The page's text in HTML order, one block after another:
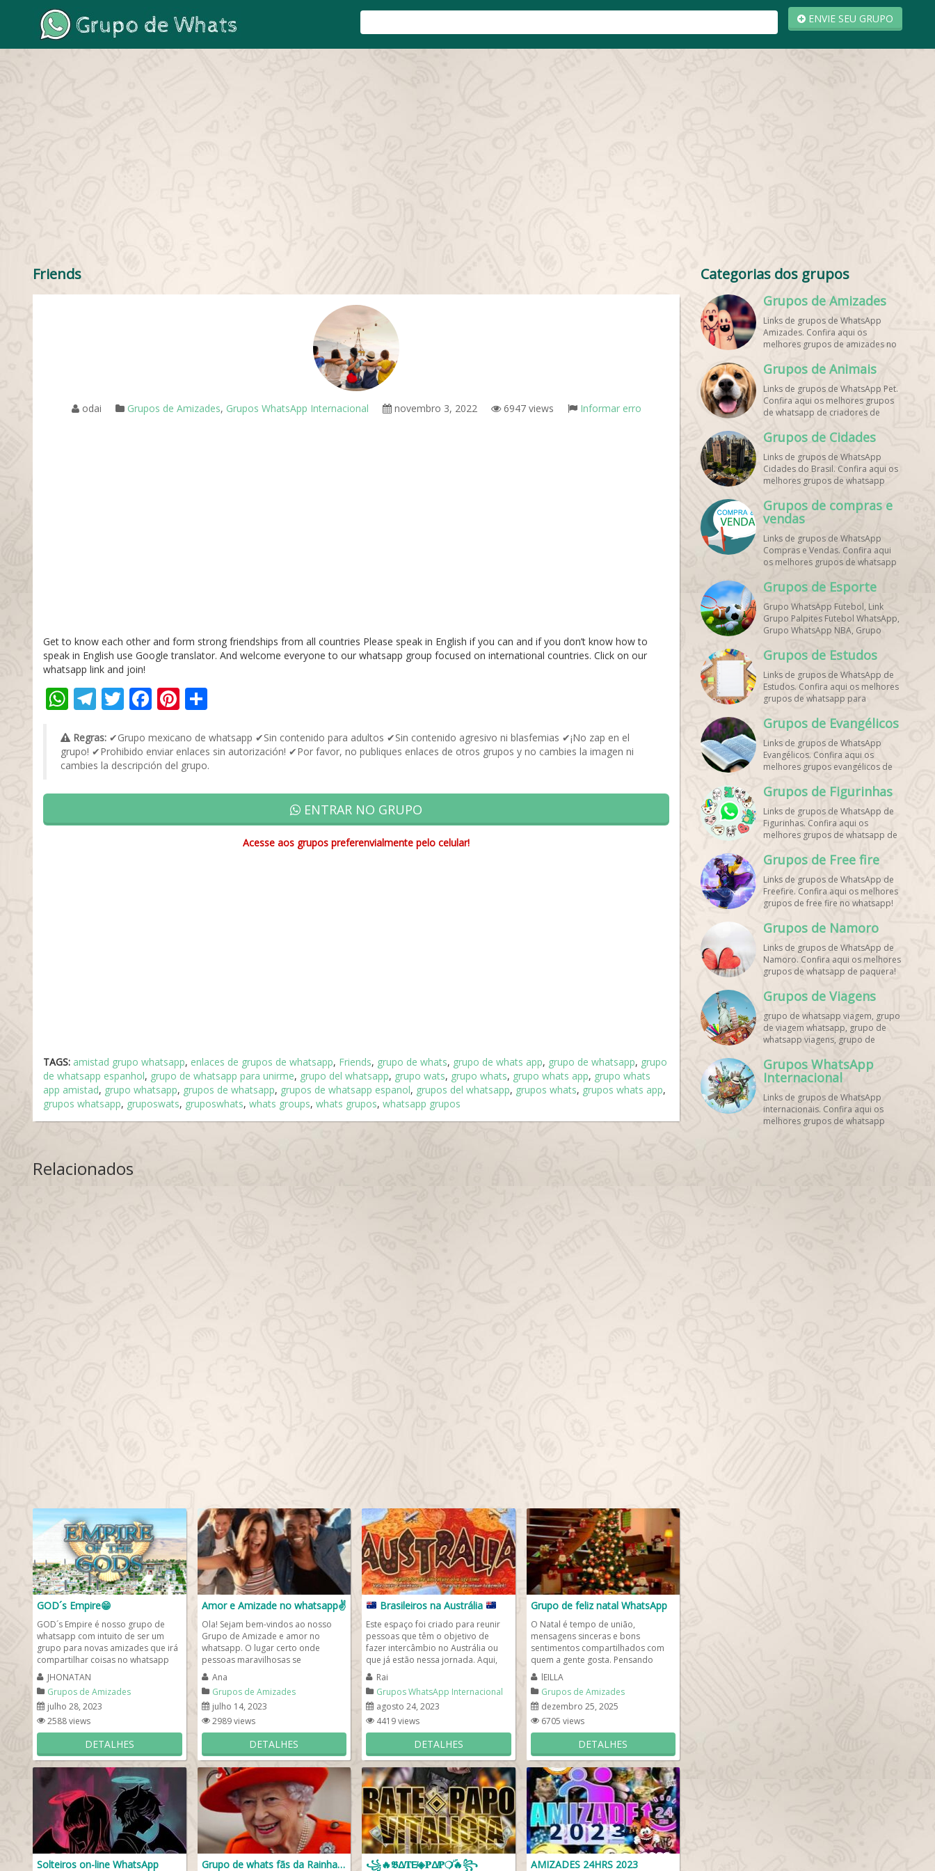
ENVIE SEU GRUPO
Friends
odai Grupos de Amizades, Grupos WhatsApp Internacional novembro 3, 2022 6947 views Informar erro
Get to know each other and form strong friendships from all countries Please speak in English if you can and if you don’t know how to
speak in English use Google translator. And welcome everyone to our whatsapp group focused on international countries. Click on our
whatsapp link and join!
WhatsApp
Telegram
Twitter
Facebook
Pinterest
Regras: ✔Grupo mexicano de whatsapp ✔Sin contenido para adultos ✔Sin contenido agresivo ni blasfemias ✔¡No zap en el
grupo! ✔Prohibido enviar enlaces sin autorización! ✔Por favor, no publiques enlaces de otros grupos y no cambies la imagen ni
cambies la descripción del grupo.
ENTRAR NO GRUPO
Acesse aos grupos preferenvialmente pelo celular!
TAGS: amistad grupo whatsapp, enlaces de grupos de whatsapp, Friends, grupo de whats, grupo de whats app, grupo de whatsapp, grupo
de whatsapp espanhol, grupo de whatsapp para unirme, grupo del whatsapp, grupo wats, grupo whats, grupo whats app, grupo whats
app amistad, grupo whatsapp, grupos de whatsapp, grupos de whatsapp espanol, grupos del whatsapp, grupos whats, grupos whats app,
grupos whatsapp, gruposwats, gruposwhats, whats groups, whats grupos, whatsapp grupos
Relacionados
GOD´s Empire😁
GOD´s Empire é nosso grupo de
whatsapp com intuito de ser um
grupo para novas amizades que irá
compartilhar coisas no whatsapp
do mesmo interesses. Então,...
JHONATAN
Grupos de Amizades
julho 28, 2023
2588 views
DETALHES
Amor e Amizade no whatsapp✌️
Ola! Sejam bem-vindos ao nosso
Grupo de Amizade e amor no
whatsapp. O lugar certo onde
pessoas maravilhosas se
encontram. Pedimos a você, que
entrar em nosso...
Ana
Grupos de Amizades
julho 14, 2023
2989 views
DETALHES
Brasileiros na Austrália
Este espaço foi criado para reunir
pessoas que têm o objetivo de
fazer intercâmbio no Austrália ou
que já estão nessa jornada. Aqui,
podemos compartilhar...
Rai
Grupos WhatsApp Internacional
agosto 24, 2023
4419 views
DETALHES
Grupo de feliz natal WhatsApp
O Natal é tempo de união,
mensagens sinceras e bons
sentimentos compartilhados com
quem a gente gosta. Pensando
nisso, criamos um grupo especial
no WhatsApp...
lEILLA
Grupos de Amizades
dezembro 25, 2025
6705 views
DETALHES
Solteiros on-line WhatsApp Grupo de whats fãs da Rainha Elizabeth II ꧁🔥𝕭Δ̸𝐓E̸◈𝐏Δ̸𝐏❍̸ۜ🔥꧂ AMIZADES 24HRS 2023
Categorias dos grupos
Grupos de Amizades
Links de grupos de WhatsApp
Amizades. Confira aqui os
melhores grupos de amizades no
Grupos de Animais
Links de grupos de WhatsApp Pet.
Confira aqui os melhores grupos
de whatsapp de criadores de
Grupos de Cidades
Links de grupos de WhatsApp
Cidades do Brasil. Confira aqui os
melhores grupos de whatsapp
Grupos de compras e
vendas
Links de grupos de WhatsApp
Compras e Vendas. Confira aqui
os melhores grupos de whatsapp
Grupos de Esporte
Grupo WhatsApp Futebol, Link
Grupo Palpites Futebol WhatsApp,
Grupo WhatsApp NBA, Grupo
WhatsApp Treino, Grupo
WhatsApp Notícias Esportes,
Grupo de Debates Esportivos
WhatsApp, Grupo de Torcedores
[Nome do Time] WhatsApp, Link
Grupo WhatsApp Dicas de Treino,
Grupo WhatsApp Futebol Ao Vivo.
Grupo WhatsApp Esporte, Grupos
de Esporte WhatsApp, WhatsApp
Esportes, Comunidade Esportiva
WhatsApp, Link Grupo WhatsApp
Esporte. Link Grupo WhatsApp
Esporte, Grupo WhatsApp Futebol,
Link Grupo Palpites Futebol
WhatsApp, Grupo WhatsApp NBA,
Grupos de Estudos
Links de grupos de WhatsApp de
Estudos. Confira aqui os melhores
grupos de whatsapp para
Grupos de Evangélicos
Links de grupos de WhatsApp
Evangélicos. Confira aqui os
melhores grupos evangélicos de
Grupos de Figurinhas
Links de grupos de WhatsApp de
Figurinhas. Confira aqui os
melhores grupos de whatsapp de
Grupos de Free fire
Links de grupos de WhatsApp de
Freefire. Confira aqui os melhores
grupos de free fire no whatsapp!
Grupos de Namoro
Links de grupos de WhatsApp de
Namoro. Confira aqui os melhores
grupos de whatsapp de paquera!
Grupos de Viagens
grupo de whatsapp viagem, grupo
de viagem whatsapp, grupo de
whatsapp viagens, grupo de
viagem barata whatsapp, grupo de
mochileiros whatsapp, grupo de
excursão whatsapp, grupo de
viagem em grupo whatsapp, grupo
de viagens nacionais whatsapp,
Grupos WhatsApp
Internacional
Links de grupos de WhatsApp
internacionais. Confira aqui os
melhores grupos de whatsapp